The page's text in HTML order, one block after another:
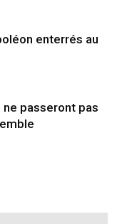
enterrés au
passeront pas